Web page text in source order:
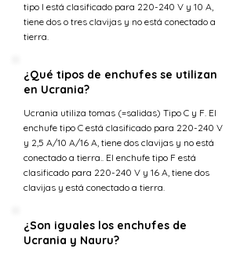
tipo I está clasificado para 220-240 V y 10 A,
tiene dos o tres clavijas y no está conectado a
tierra.
¿Qué tipos de enchufes se utilizan
en Ucrania?
Ucrania utiliza tomas (=salidas) Tipo C y F. El
enchufe tipo C está clasificado para 220-240 V
y 2,5 A/10 A/16 A, tiene dos clavijas y no está
conectado a tierra.. El enchufe tipo F está
clasificado para 220-240 V y 16 A, tiene dos
clavijas y está conectado a tierra.
¿Son iguales los enchufes de
Ucrania y Nauru?